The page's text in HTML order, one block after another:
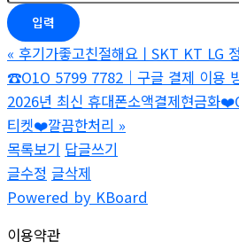
« 후기가좋고친절해요ㅣSKT KT LG
☎O1O 5799 7782｜구글 결제 이용
2026년 최신 휴대폰소액결제현금화
티켓❤️깔끔한처리 »
목록보기 답글쓰기
글수정 글삭제
Powered by KBoard
이용약관